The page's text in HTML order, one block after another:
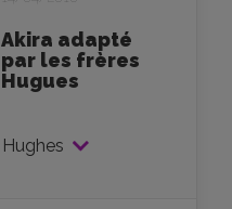
Akira adapté
par les frères
Hugues